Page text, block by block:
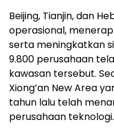
Beijing, Tianjin, dan
operasional,
serta meningkatkan
9.800 perusahaan
kawasan tersebut.
Xiong’an New Area
tahun lalu telah
perusahaan teknologi.